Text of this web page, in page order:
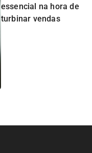
essencial na hora de
turbinar vendas